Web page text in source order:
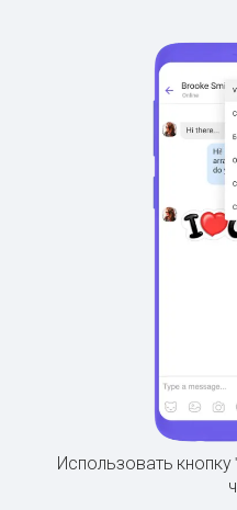
Использовать